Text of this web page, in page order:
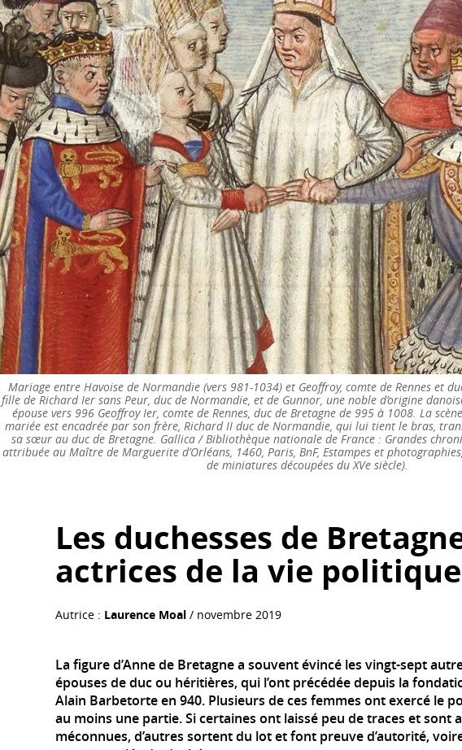
Mariage entre Havoise de Normandie (vers 981-1034) et Geoffroy, comte de Rennes et
fille de Richard Ier sans Peur, duc de Normandie, et de Gunnor, une noble d’origine
épouse vers 996 Geoffroy Ier, comte de Rennes, duc de Bretagne de 995 à 1008. La
mariée est encadrée par son frère, Richard II duc de Normandie, qui lui tient le bras,
sa sœur au duc de Bretagne. Gallica / Bibliothèque nationale de France : Grandes
attribuée au Maître de Marguerite d’Orléans, 1460, Paris, BnF, Estampes et photographies,
de miniatures découpées du XVe siècle).
Les duchesses de
actrices de la vie politique
Autrice : Laurence Moal / novembre 2019
La figure d’Anne de Bretagne a souvent évincé les vingt-sept
épouses de duc ou héritières, qui l’ont précédée depuis la
Alain Barbetorte en 940. Plusieurs de ces femmes ont exercé le
au moins une partie. Si certaines ont laissé peu de traces et sont
méconnues, d’autres sortent du lot et font preuve d’autorité,